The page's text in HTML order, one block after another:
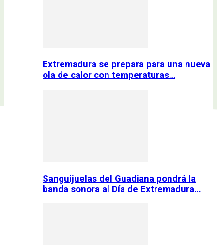
Extremadura se prepara para una nueva
ola de calor con temperaturas…
Sanguijuelas del Guadiana pondrá la
banda sonora al Día de Extremadura…